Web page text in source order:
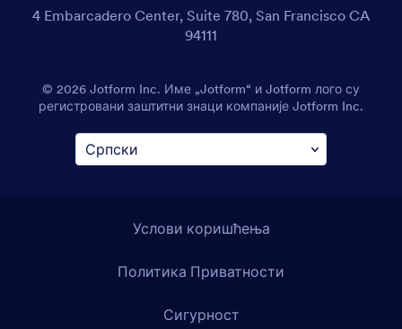
4 Embarcadero Center, Suite 780, San Francisco CA
94111
© 2026 Jotform Inc. Име „Jotform“ и Jotform лого су
регистровани заштитни знаци компаније Jotform Inc.
Услови коришћења
Политика Приватности
Сигурност